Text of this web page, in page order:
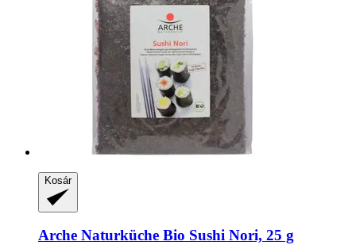
Kosár
Arche Naturküche Bio Sushi Nori, 25 g